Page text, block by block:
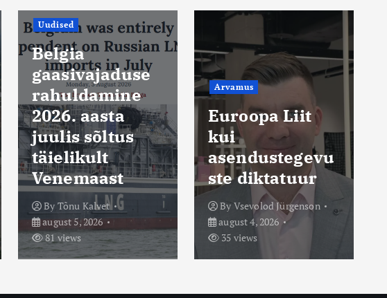
Uudised
Belgia
gaasivajaduse
rahuldamine
2026. aasta
juulis sõltus
täielikult
Venemaast
By Tõnu Kalvet
august 5, 2026
81 views
Arvamus
Euroopa Liit
kui
asendustegevu
ste diktatuur
By Vsevolod Jürgenson
august 4, 2026
35 views